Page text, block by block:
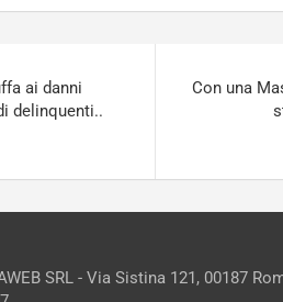
ai danni
delinquenti..
Con una
SRL - Via Sistina 121, 00187